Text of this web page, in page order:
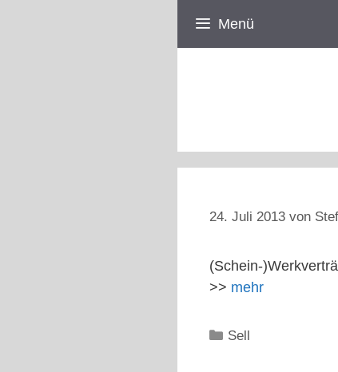
Menü
24. Juli 2013 von
(Schein-
>> mehr
Kategorien
Sell